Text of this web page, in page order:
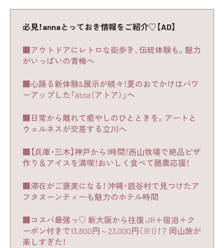
必見！annaとっておき情報をご紹介♡【AD】
■アウトドアにレトロな街歩き、伝統体験も。魅力
がいっぱいの青梅へ
■心踊る新体験&展示が続々！夏のおでかけはパワ
ーアップした「átoa（アトア）」へ
■日常から離れて癒やしのひとときを。アートと
ウェルネスが交差する立川へ
■【兵庫・三木】神戸から1時間！西山牧場で絶品ピザ
作り＆アイスを満喫！おいしく食べて酪農応援！
■滞在がご褒美になる！ 沖縄・読谷村で見つけたア
フタヌーンティーも魅力のホテル時間
■コスパ最強っ♡ 新大阪から往復 JR＋宿泊＋ク
ーポン付きで13,800円～23,000円（※1）！？ 岡山旅が
楽しすぎた！